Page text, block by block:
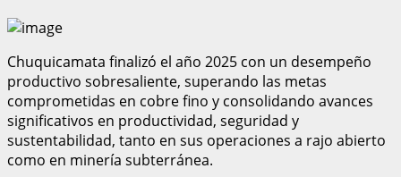
Chuquicamata finalizó el año 2025 con un desempeño
productivo sobresaliente, superando las metas
comprometidas en cobre fino y consolidando avances
significativos en productividad, seguridad y
sustentabilidad, tanto en sus operaciones a rajo abierto
como en minería subterránea.